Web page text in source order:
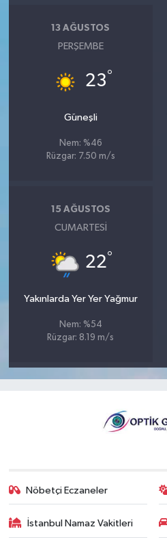
13 AĞUSTOS
PERŞEMBE
23°
Güneşli
Nem: %46
Rüzgar: 7.50 m/s
15 AĞUSTOS
CUMARTESI
22°
Yakınlarda Yer Yer Yağmur
Nem: %54
Rüzgar: 8.19 m/s
Nöbetçi Eczaneler
İstanbul Namaz Vakitleri